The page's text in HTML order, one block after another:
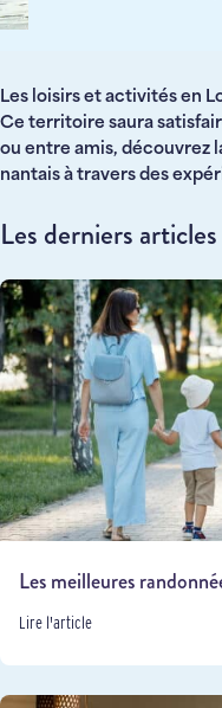
Les loisirs et activités en
Ce territoire saura
ou entre amis, découvrez
nantais à travers des
Les derniers articles
Les meilleures
Lire l'article